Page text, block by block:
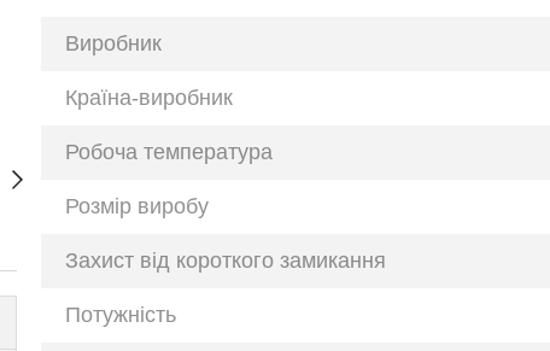
Виробник
Країна-виробник
Робоча температура
Розмір виробу
Захист від короткого замикання
Потужність